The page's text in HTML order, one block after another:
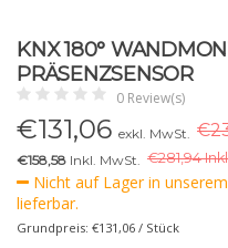
KNX 180°
PRÄSENZSENSOR
0 Review(s)
€131,06 exkl. MwSt.
€158,58 Inkl. MwSt. €281,94
Nicht auf Lager in
lieferbar.
Grundpreis: €131,06 / Stück